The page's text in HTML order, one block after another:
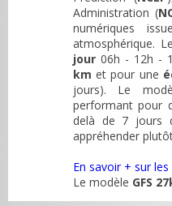
Administration (
numériques
atmosphérique.
jour 06h - 12h -
km et pour une
jours). Le
performant pour
delà de 7 jours
appréhender
En savoir + sur
Le modèle GFS